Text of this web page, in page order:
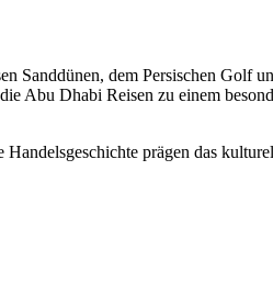
Sanddünen, dem Persischen Golf
Abu Dhabi Reisen zu einem
prägen das